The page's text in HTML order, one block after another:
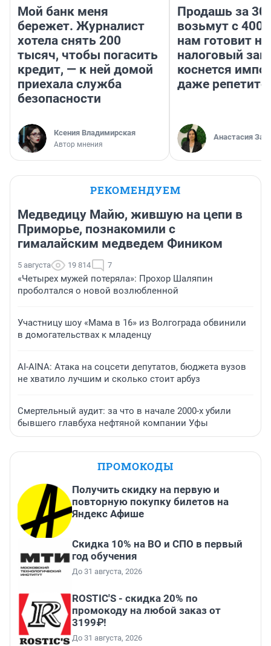
Мой банк меня
бережет. Журналист
хотела снять 200
тысяч, чтобы погасить
кредит, — к ней домой
приехала служба
безопасности
Ксения Владимирская
Автор мнения
Продашь за
возьмут с
нам готовит
налоговый
коснется
даже
Анастасия
РЕКОМЕНДУЕМ
Медведицу Майю, жившую на цепи в
Приморье, познакомили с
гималайским медведем Фиником
5 августа 19 814 7
«Четырех мужей потеряла»: Прохор Шаляпин
проболтался о новой возлюбленной
Участницу шоу «Мама в 16» из Волгограда обвинили
в домогательствах к младенцу
AI-AINA: Атака на соцсети депутатов, бюджета вузов
не хватило лучшим и сколько стоит арбуз
Смертельный аудит: за что в начале 2000-х убили
бывшего главбуха нефтяной компании Уфы
ПРОМОКОДЫ
Получить скидку на первую и
повторную покупку билетов на
Яндекс Афише
Скидка 10% на ВО и СПО в первый
год обучения
До 31 августа, 2026
ROSTIC'S - скидка 20% по
промокоду на любой заказ от
3199₽!
До 31 августа, 2026